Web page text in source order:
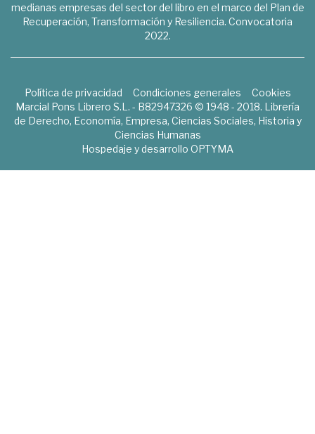
medianas empresas del sector del libro en el marco del Plan de
Recuperación, Transformación y Resiliencia. Convocatoria
2022.
Política de privacidad Condiciones generales
Cookies
Marcial Pons Librero S.L. - B82947326 © 1948 - 2018. Librería
de Derecho, Economía, Empresa, Ciencias Sociales, Historia y
Ciencias Humanas
Hospedaje y desarrollo OPTYMA